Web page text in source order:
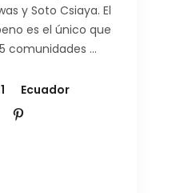
y Soto Csiaya. El
es el único que
comunidades
Ecuador